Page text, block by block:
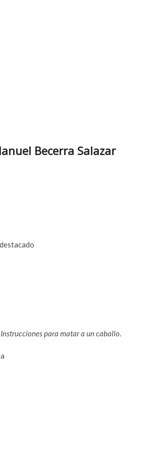
Becerra Salazar
Instrucciones para matar a un caballo.